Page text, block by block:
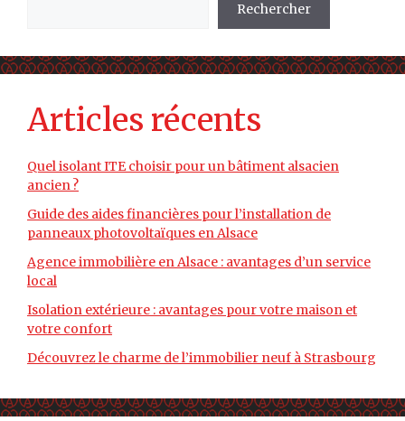
Rechercher
Articles récents
Quel isolant ITE choisir pour un bâtiment alsacien
ancien ?
Guide des aides financières pour l’installation de
panneaux photovoltaïques en Alsace
Agence immobilière en Alsace : avantages d’un service
local
Isolation extérieure : avantages pour votre maison et
votre confort
Découvrez le charme de l’immobilier neuf à Strasbourg